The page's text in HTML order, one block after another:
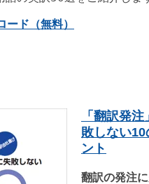
ード（無料）
「翻訳発
敗しない10
ント
翻訳の発注